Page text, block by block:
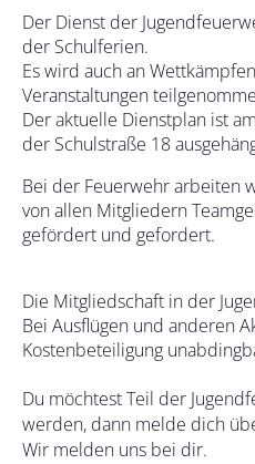
Der Dienst der
der Schulferien.
Es wird auch an
Veranstaltungen
Der aktuelle Dienstplan ist
der Schulstraße 18
Bei der Feuerwehr arbeiten
von allen Mitgliedern
gefördert und gefordert.
Die Mitgliedschaft in der
Bei Ausflügen und anderen
Kostenbeteiligung
Du möchtest Teil der
werden, dann melde dich
Wir melden uns bei dir.